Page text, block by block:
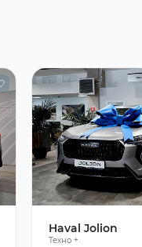
Haval Jolion
Техно +